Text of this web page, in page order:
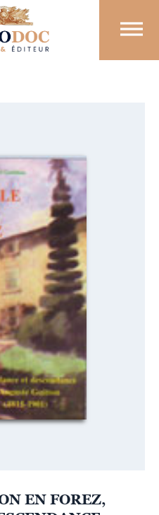
EN FOREZ,